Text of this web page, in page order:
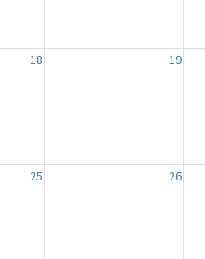
18 19
25 26